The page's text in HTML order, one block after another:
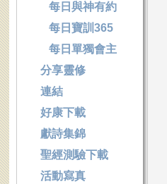
每日與神有約
每日寶訓365
每日單獨會主
分享靈修
連結
好康下載
獻詩集錦
聖經測驗下載
活動寫真